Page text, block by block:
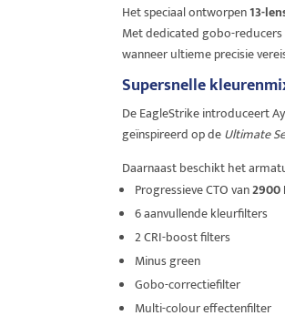
Het speciaal ontworpen13-
Met dedicated gobo-
wanneer ultieme precisie
Supersnelle
De EagleStrike introduceert
geïnspireerd op deUltimate
Daarnaast beschikt het
Progressieve CTO van2900
6 aanvullende kleurfilters
2 CRI-boost filters
Minus green
Gobo-correctiefilter
Multi-colour effectenfilter